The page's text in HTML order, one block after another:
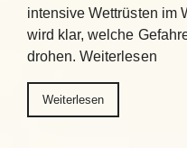
intensive Wettrüsten im
wird klar, welche
drohen. Weiterlesen
Weiterlesen